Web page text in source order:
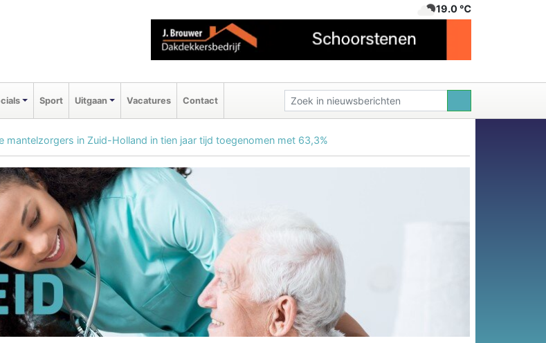
19.0 ℃
Sport Uitgaan Vacatures Contact
mantelzorgers in Zuid-Holland in tien jaar tijd toegenomen met 63,3%